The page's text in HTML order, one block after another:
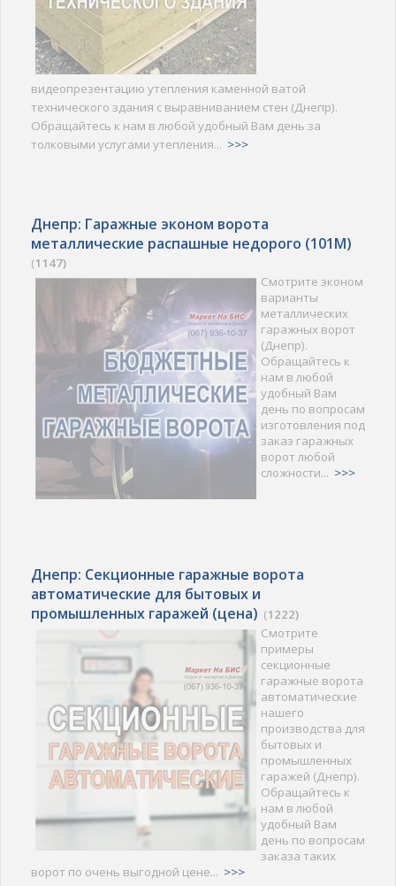
видеопрезентацию утепления каменной ватой
технического здания с выравниванием стен (Днепр).
Обращайтесь к нам в любой удобный Вам день за
толковыми услугами утепления... >>>
Днепр: Гаражные эконом ворота
металлические распашные недорого (101M)
(1147)
Смотрите эконом
варианты
металлических
гаражных ворот
(Днепр).
Обращайтесь к
нам в любой
удобный Вам
день по вопросам
изготовления под
заказ гаражных
ворот любой
сложности... >>>
Днепр: Секционные гаражные ворота
автоматические для бытовых и
промышленных гаражей (цена) (1222)
Смотрите
примеры
секционные
гаражные ворота
автоматические
нашего
производства для
бытовых и
промышленных
гаражей (Днепр).
Обращайтесь к
нам в любой
удобный Вам
день по вопросам
заказа таких
ворот по очень выгодной цене... >>>